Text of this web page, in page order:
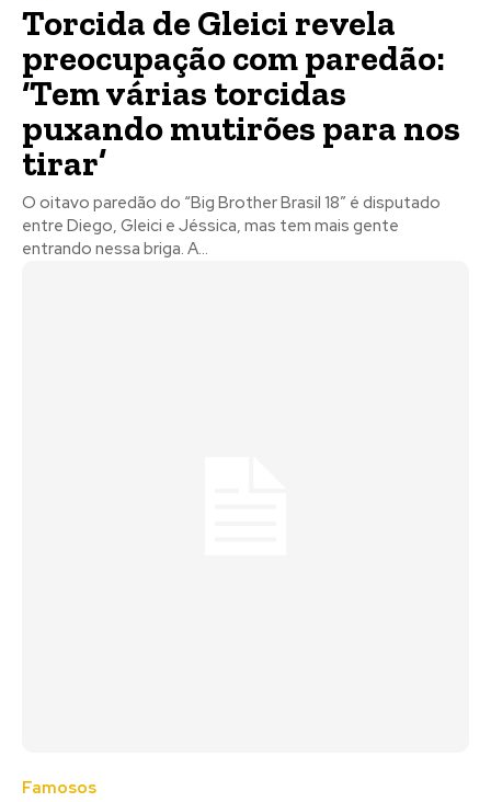
Torcida de Gleici revela
preocupação com paredão:
‘Tem várias torcidas
puxando mutirões para nos
tirar’
O oitavo paredão do “Big Brother Brasil 18” é disputado
entre Diego, Gleici e Jéssica, mas tem mais gente
entrando nessa briga. A...
Famosos